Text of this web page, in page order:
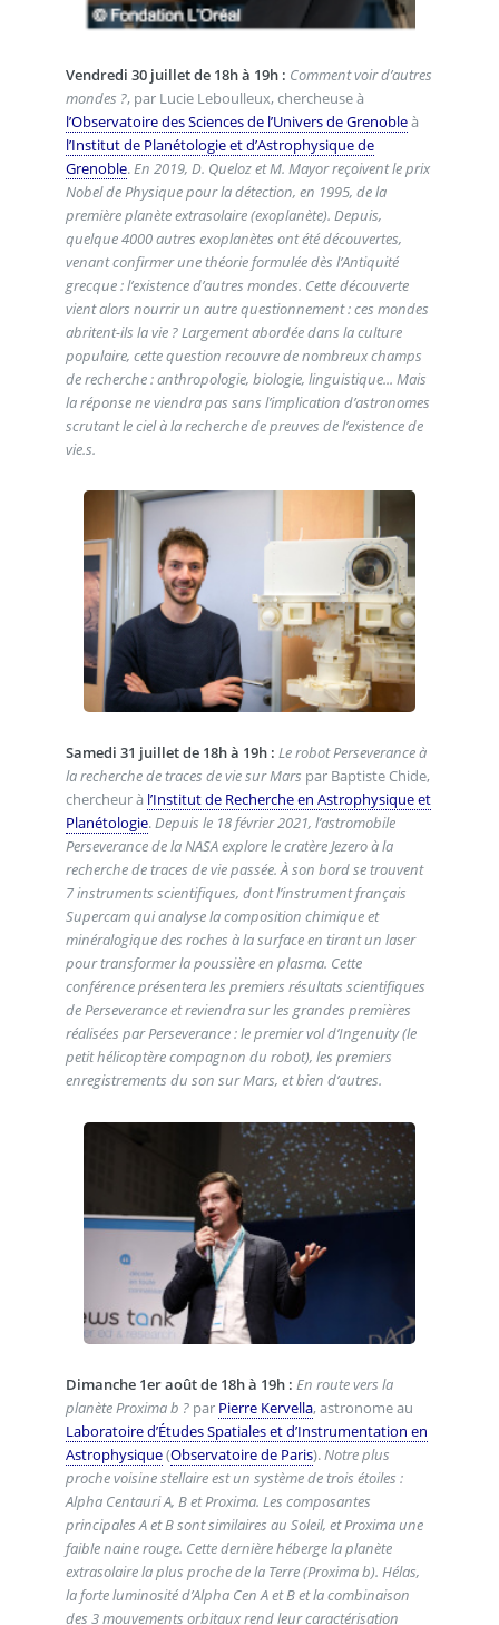
Vendredi 30 juillet de 18h à 19h : Comment voir d’autres
mondes ?, par Lucie Leboulleux, chercheuse à
l’Observatoire des Sciences de l’Univers de Grenobleà
l’Institut de Planétologie et d’Astrophysique de
Grenoble.En 2019, D. Queloz et M. Mayor reçoivent le prix
Nobel de Physique pour la détection, en 1995, de la
première planète extrasolaire (exoplanète). Depuis,
quelque 4000 autres exoplanètes ont été découvertes,
venant confirmer une théorie formulée dès l’Antiquité
grecque : l’existence d’autres mondes. Cette découverte
vient alors nourrir un autre questionnement : ces mondes
abritent-ils la vie ? Largement abordée dans la culture
populaire, cette question recouvre de nombreux champs
de recherche : anthropologie, biologie, linguistique... Mais
la réponse ne viendra pas sans l’implication d’astronomes
scrutant le ciel à la recherche de preuves de l’existence de
vie.s.
Samedi 31 juillet de 18h à 19h : Le robot Perseverance à
la recherche de traces de vie sur Mars par Baptiste Chide,
chercheur à l’Institut de Recherche en Astrophysique et
Planétologie.Depuis le 18 février 2021, l’astromobile
Perseverance de la NASA explore le cratère Jezero à la
recherche de traces de vie passée. À son bord se trouvent
7 instruments scientifiques, dont l’instrument français
Supercam qui analyse la composition chimique et
minéralogique des roches à la surface en tirant un laser
pour transformer la poussière en plasma. Cette
conférence présentera les premiers résultats scientifiques
de Perseverance et reviendra sur les grandes premières
réalisées par Perseverance : le premier vol d’Ingenuity (le
petit hélicoptère compagnon du robot), les premiers
enregistrements du son sur Mars, et bien d’autres.
Dimanche 1er août de 18h à 19h : En route vers la
planète Proxima b ?par Pierre Kervella, astronome au
Laboratoire d’Études Spatiales et d’Instrumentation en
Astrophysique(Observatoire de Paris).Notre plus
proche voisine stellaire est un système de trois étoiles :
Alpha Centauri A, B et Proxima. Les composantes
principales A et B sont similaires au Soleil, et Proxima une
faible naine rouge. Cette dernière héberge la planète
extrasolaire la plus proche de la Terre (Proxima b). Hélas,
la forte luminosité d’Alpha Cen A et B et la combinaison
des 3 mouvements orbitaux rend leur caractérisation